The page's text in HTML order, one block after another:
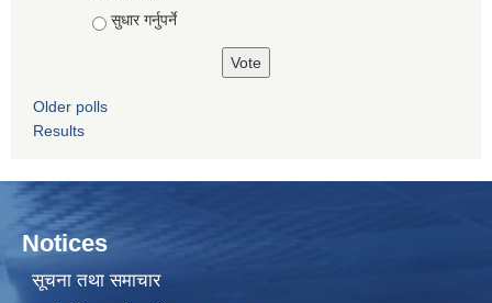
सुधार गर्नुपर्ने
Older polls
Results
Notices
सूचना तथा समाचार